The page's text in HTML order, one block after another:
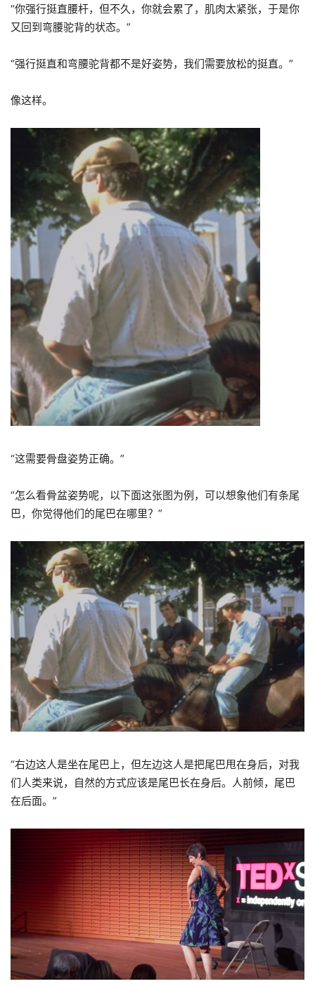
“你强行挺直腰杆，但不久，你就会累了，肌肉太紧张，于是你
又回到弯腰驼背的状态。 ”
“强行挺直和弯腰驼背都不是好姿势，我们需要放松的挺直。 ”
像这样。
“这需要骨盘姿势正确。 ”
“怎么看骨盆姿势呢，以下面这张图为例，可以想象他们有条尾
巴，你觉得他们的尾巴在哪里？ ”
“右边这人是坐在尾巴上，但左边这人是把尾巴甩在身后，对我
们人类来说，自然的方式应该是尾巴长在身后。人前倾，尾巴
在后面。 ”